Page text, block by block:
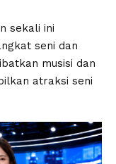
sekali ini
seni dan
musisi dan
atraksi seni